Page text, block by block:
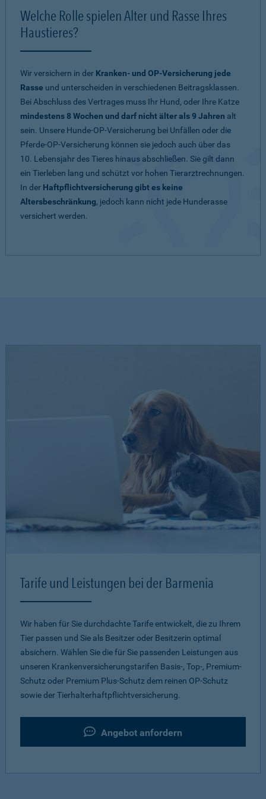
Welche Rolle spielen Alter und Rasse Ihres
Haustieres?
Wir versichern in der Kranken- und OP-Versicherung jede
Rasse und unterscheiden in verschiedenen Beitragsklassen.
Bei Abschluss des Vertrages muss Ihr Hund, oder Ihre Katze
mindestens 8 Wochen und darf nicht älter als 9 Jahren alt
sein. Unsere Hunde-OP-Versicherung bei Unfällen oder die
Pferde-OP-Versicherung können sie jedoch auch über das
10. Lebensjahr des Tieres hinaus abschließen. Sie gilt dann
ein Tierleben lang und schützt vor hohen Tierarztrechnungen.
In der Haftpflichtversicherung gibt es keine
Altersbeschränkung, jedoch kann nicht jede Hunderasse
versichert werden.
Tarife und Leistungen bei der Barmenia
Wir haben für Sie durchdachte Tarife entwickelt, die zu Ihrem
Tier passen und Sie als Besitzer oder Besitzerin optimal
absichern. Wählen Sie die für Sie passenden Leistungen aus
unseren Krankenversicherungstarifen Basis-, Top-, Premium-
Schutz oder Premium Plus-Schutz dem reinen OP-Schutz
sowie der Tierhalterhaftpflichtversicherung.
Angebot anfordern